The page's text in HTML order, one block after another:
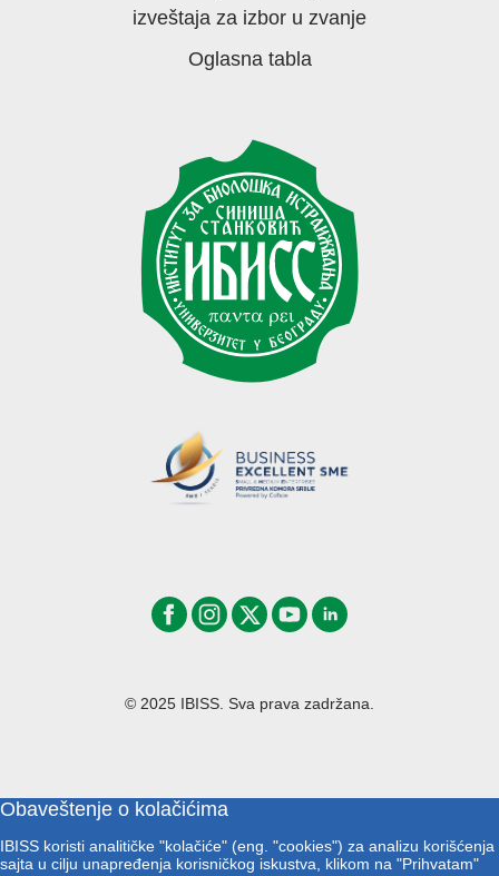
izveštaja za izbor u zvanje
Oglasna tabla
© 2025 IBISS. Sva prava zadržana.
Obaveštenje o kolačićima
IBISS koristi analitičke "kolačiće" (eng. "cookies") za analizu korišćenja
sajta u cilju unapređenja korisničkog iskustva, klikom na "Prihvatam"